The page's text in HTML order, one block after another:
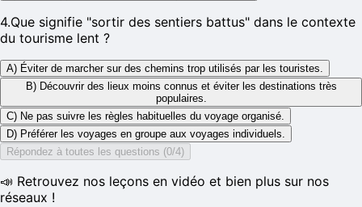
4.Que signifie "sortir des sentiers battus" dans le contexte
du tourisme lent ?
A) Éviter de marcher sur des chemins trop utilisés par les touristes.
B) Découvrir des lieux moins connus et éviter les destinations très
populaires.
C) Ne pas suivre les règles habituelles du voyage organisé.
D) Préférer les voyages en groupe aux voyages individuels.
Répondez à toutes les questions (0/4)
📣 Retrouvez nos leçons en vidéo et bien plus sur nos
réseaux !